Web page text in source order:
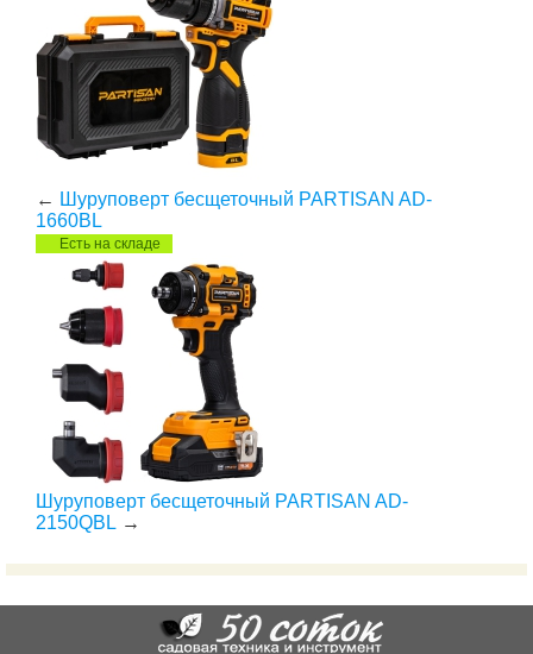
← Шуруповерт бесщеточный PARTISAN AD-
1660BL
Есть на складе
Шуруповерт бесщеточный PARTISAN AD-
2150QBL →